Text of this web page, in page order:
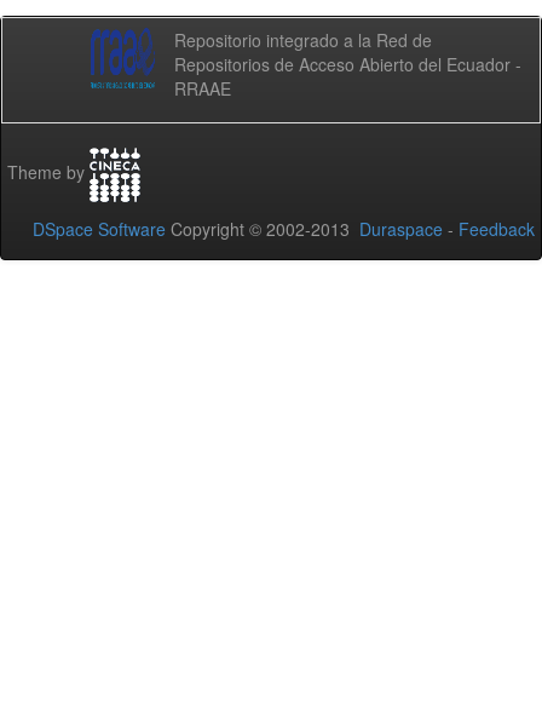
Repositorio integrado a la Red de
Repositorios de Acceso Abierto del Ecuador -
RRAAE
Theme by
DSpace Software Copyright © 2002-2013 Duraspace - Feedback